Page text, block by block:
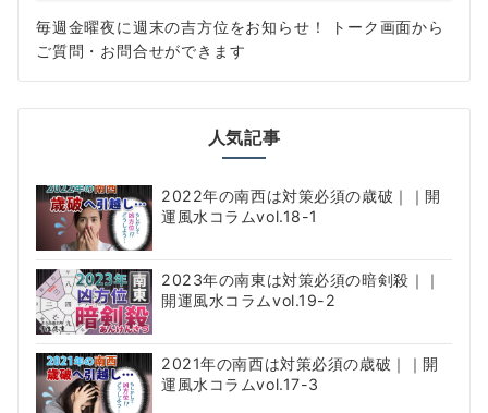
毎週金曜夜に週末の吉方位をお知らせ！ トーク画面から
ご質問・お問合せができます
人気記事
2022年の南西は対策必須の歳破｜｜開
運風水コラムvol.18-1
2023年の南東は対策必須の暗剣殺｜｜
開運風水コラムvol.19-2
2021年の南西は対策必須の歳破｜｜開
運風水コラムvol.17-3